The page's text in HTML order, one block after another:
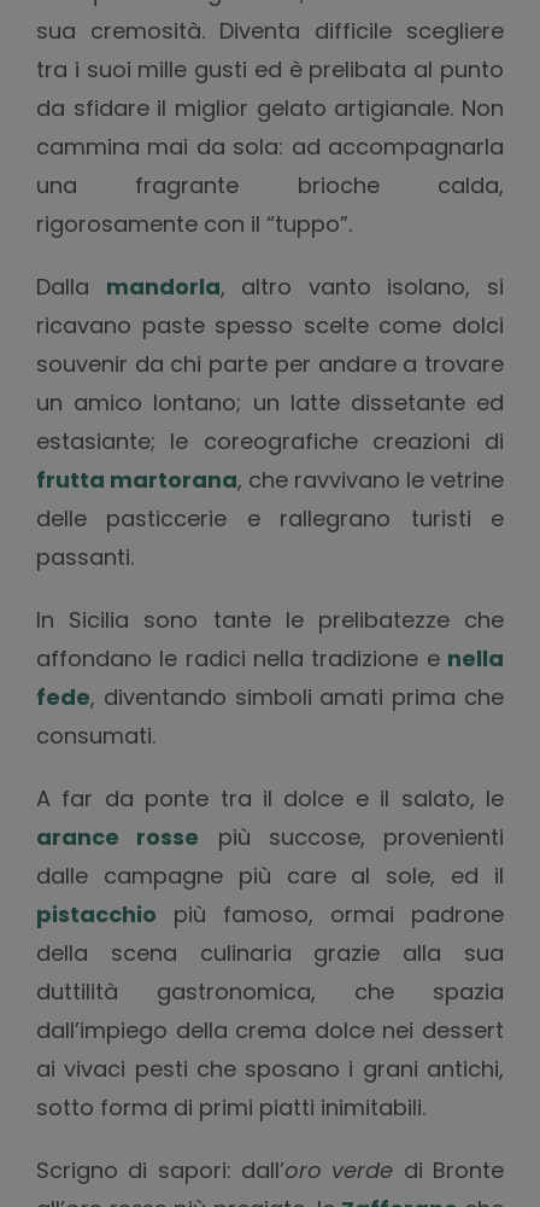
sua cremosità. Diventa difficile scegliere
tra i suoi mille gusti ed è prelibata al punto
da sfidare il miglior gelato artigianale. Non
cammina mai da sola: ad accompagnarla
una fragrante brioche calda,
rigorosamente con il “tuppo”.
Dalla mandorla, altro vanto isolano, si
ricavano paste spesso scelte come dolci
souvenir da chi parte per andare a trovare
un amico lontano; un latte dissetante ed
estasiante; le coreografiche creazioni di
frutta martorana, che ravvivano le vetrine
delle pasticcerie e rallegrano turisti e
passanti.
In Sicilia sono tante le prelibatezze che
affondano le radici nella tradizione e nella
fede, diventando simboli amati prima che
consumati.
A far da ponte tra il dolce e il salato, le
arance rosse più succose, provenienti
dalle campagne più care al sole, ed il
pistacchio più famoso, ormai padrone
della scena culinaria grazie alla sua
duttilità gastronomica, che spazia
dall’impiego della crema dolce nei dessert
ai vivaci pesti che sposano i grani antichi,
sotto forma di primi piatti inimitabili.
Scrigno di sapori: dall’oro verde di Bronte